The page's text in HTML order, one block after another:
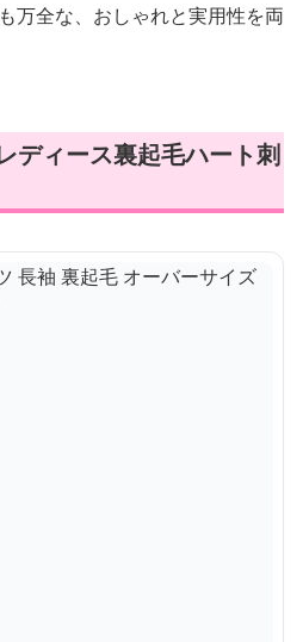
万全な、おしゃれと実用性を両
ディース裏起毛ハート刺